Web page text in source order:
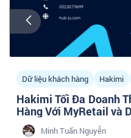
Dữ liệu khách hàng Hakimi
Hakimi Tối Đa Doanh
Hàng Với MyRetail và
Minh Tuấn Nguyễn